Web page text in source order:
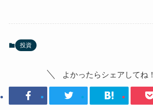
投資
よかったらシェアしてね！